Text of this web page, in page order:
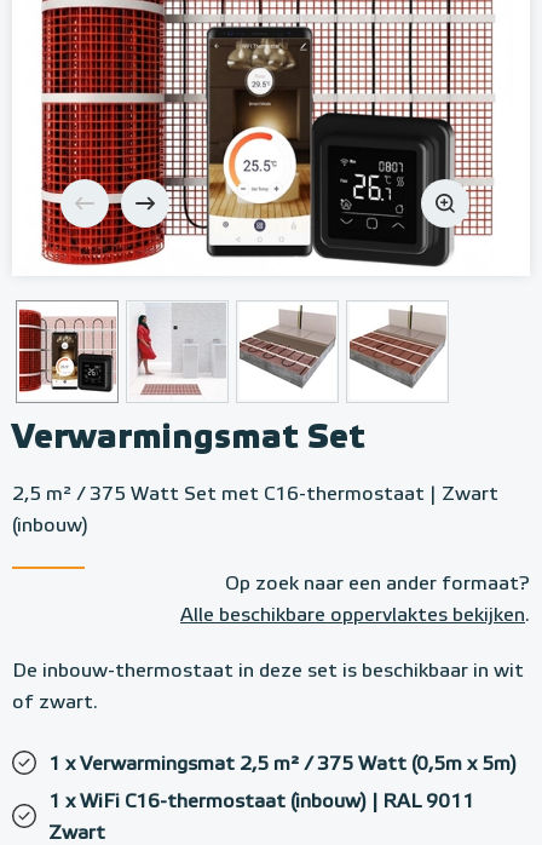
Verwarmingsmat Set
2,5 m² / 375 Watt Set met C16-thermostaat | Zwart
(inbouw)
Op zoek naar een ander formaat?
Alle beschikbare oppervlaktes bekijken.
De inbouw-thermostaat in deze set is beschikbaar in wit
of zwart.
1 x Verwarmingsmat 2,5 m² / 375 Watt (0,5m x 5m)
1 x WiFi C16-thermostaat (inbouw) | RAL 9011
Zwart